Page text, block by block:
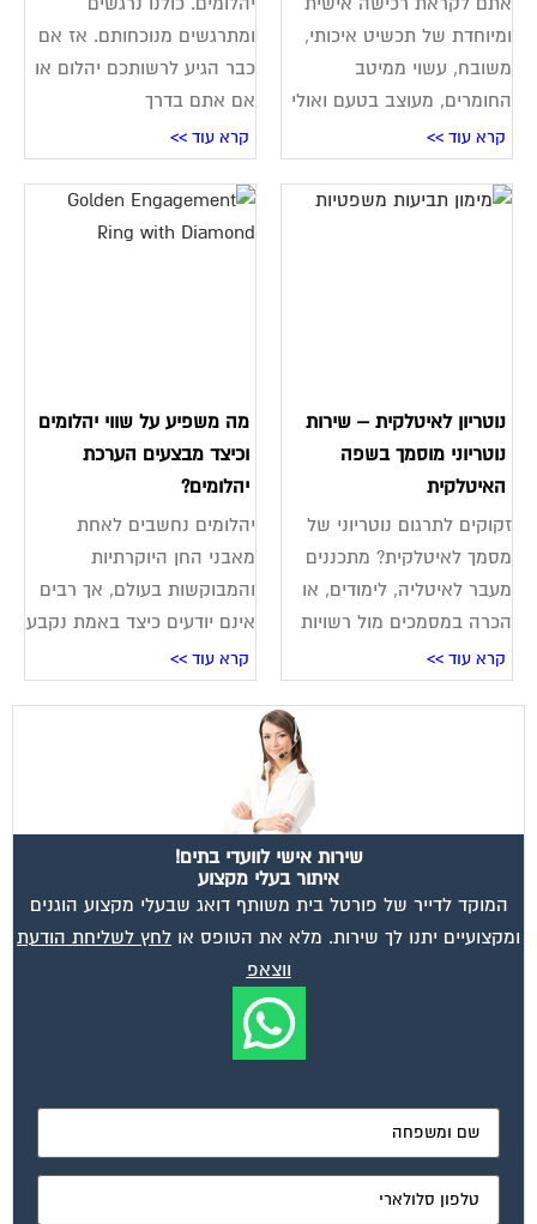
ומיוחדת של תכשיט איכותי,
משובח, עשוי ממיטב
החומרים, מעוצב בטעם ואולי
קרא עוד >>
ומתרגשים מנוכחותם. אז אם
כבר הגיע לרשותכם יהלום או
אם אתם בדרך
קרא עוד >>
נוטריון לאיטלקית – שירות
נוטריוני מוסמך בשפה
האיטלקית
זקוקים לתרגום נוטריוני של
מסמך לאיטלקית? מתכננים
מעבר לאיטליה, לימודים, או
הכרה במסמכים מול רשויות
קרא עוד >>
מה משפיע על שווי יהלומים
וכיצד מבצעים הערכת
יהלומים?
יהלומים נחשבים לאחת
מאבני החן היוקרתיות
והמבוקשות בעולם, אך רבים
אינם יודעים כיצד באמת נקבע
קרא עוד >>
שירות אישי לוועדי בתים!
איתור בעלי מקצוע
המוקד לדייר של פורטל בית משותף דואג שבעלי מקצוע הוגנים
ומקצועיים יתנו לך שירות. מלא את הטופס או לחץ לשליחת הודעת
ווצאפ